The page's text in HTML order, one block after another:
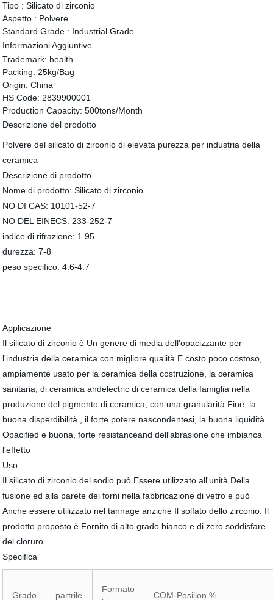
Tipo : Silicato di zirconio
Aspetto : Polvere
Standard Grade : Industrial Grade
Informazioni Aggiuntive..
Trademark: health
Packing: 25kg/Bag
Origin: China
HS Code: 2839900001
Production Capacity: 500tons/Month
Descrizione del prodotto
Polvere del silicato di zirconio di elevata purezza per industria della
ceramica
Descrizione di prodotto
Nome di prodotto: Silicato di zirconio
NO DI CAS: 10101-52-7
NO DEL EINECS: 233-252-7
indice di rifrazione: 1.95
durezza: 7-8
peso specifico: 4.6-4.7
Applicazione
Il silicato di zirconio è Un genere di media dell'opacizzante per
l'industria della ceramica con migliore qualità E costo poco costoso,
ampiamente usato per la ceramica della costruzione, la ceramica
sanitaria, di ceramica andelectric di ceramica della famiglia nella
produzione del pigmento di ceramica, con una granularità Fine, la
buona disperdibilità , il forte potere nascondentesi, la buona liquidità
Opacified e buona, forte resistanceand dell'abrasione che imbianca
l'effetto
Uso
Il silicato di zirconio del sodio può Essere utilizzato all'unità Della
fusione ed alla parete dei forni nella fabbricazione di vetro e può
Anche essere utilizzato nel tannage anziché Il solfato dello zirconio. Il
prodotto proposto è Fornito di alto grado bianco e di zero soddisfare
del cloruro
Specifica
Grado partrile
Formato
COM-Posilion %